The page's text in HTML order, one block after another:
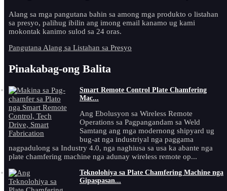
Alang sa mga pangutana bahin sa among mga produkto o listahan
sa presyo, palihug ibilin ang imong email kanamo ug kami
mokontak kanimo sulod sa 24 oras.
Pangutana Alang sa Listahan sa Presyo
Pinakabag-ong Balita
Smart Remote Control Plate Chamfering
Mac...
Ang Ebolusyon sa Wireless Remote
Operations sa Pagpangandam sa Weld
Samtang ang mga modernong shipyard ug
bug-at nga industriyal nga paggama
nagpadulong sa Industry 4.0, nga naghiusa sa usa ka abante nga
plate chamfering machine nga adunay wireless remote op...
Teknolohiya sa Plate Chamfering Machine nga
Gipaspasan...